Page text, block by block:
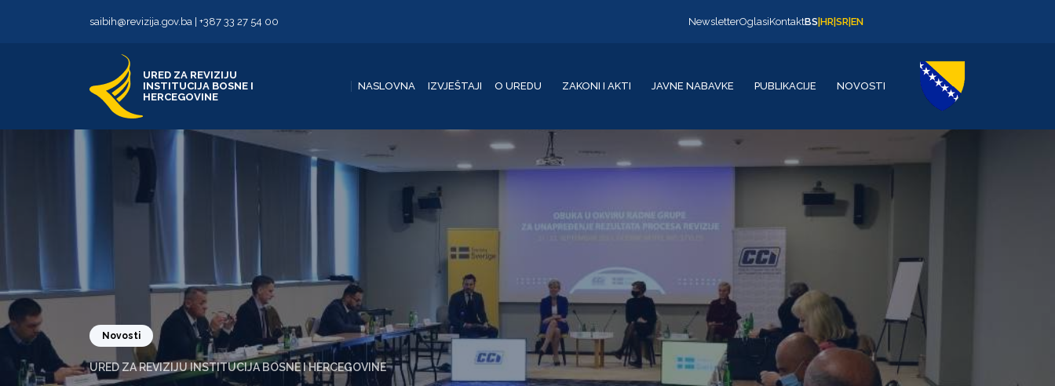
saibih@revizija.gov.ba +387 33 27 54 00 NewsletterOglasiKontaktBS HR SR EN
URED ZA REVIZIJU
INSTITUCIJA BOSNE I
HERCEGOVINE
NASLOVNA IZVJEŠTAJI O UREDU ZAKONI I AKTI JAVNE NABAVKE PUBLIKACIJE NOVOSTI
Novosti
URED ZA REVIZIJU INSTITUCIJA BOSNE I HERCEGOVINE